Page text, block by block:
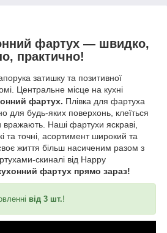
фартух — швидко,
практично!
затишку та позитивної
Центральне місце на кухні
фартух. Плівка для фартуха
для будь-яких поверхонь, клеїться
вражають. Наші фартухи яскраві,
та точні, асортимент широкий та
життя більш насиченим разом з
скиналі від Happy
фартух прямо зараз!
від 3 шт.!